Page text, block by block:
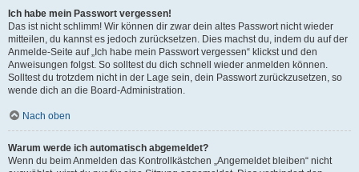
Ich habe mein Passwort vergessen!
Das ist nicht schlimm! Wir können dir zwar dein altes Passwort nicht wieder
mitteilen, du kannst es jedoch zurücksetzen. Dies machst du, indem du auf der
Anmelde-Seite auf „Ich habe mein Passwort vergessen“ klickst und den
Anweisungen folgst. So solltest du dich schnell wieder anmelden können.
Solltest du trotzdem nicht in der Lage sein, dein Passwort zurückzusetzen, so
wende dich an die Board-Administration.
Nach oben
Warum werde ich automatisch abgemeldet?
Wenn du beim Anmelden das Kontrollkästchen „Angemeldet bleiben“ nicht